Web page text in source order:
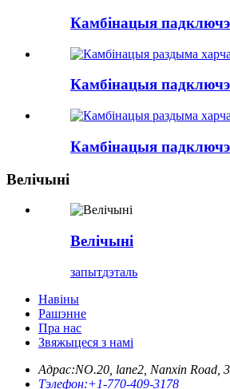
Камбінацыя
Камбінацыя
Камбінацыя
Велічыні
Велічыні
запытдэталь
Навіны
Рашэнне
Пра нас
Звяжыцеся з намі
Адрас:NO.20, lane2, Nanxin Road,
Тэлефон:+1-770-409-3178